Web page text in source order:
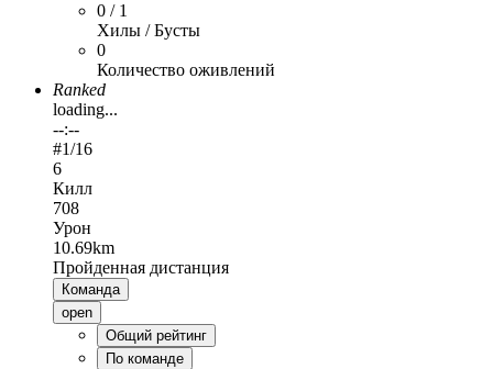
0 / 1
Хилы / Бусты
0
Количество оживлений
Ranked
loading...
--:--
#1/16
6
Килл
708
Урон
10.69km
Пройденная дистанция
Команда
open
Общий рейтинг
По команде